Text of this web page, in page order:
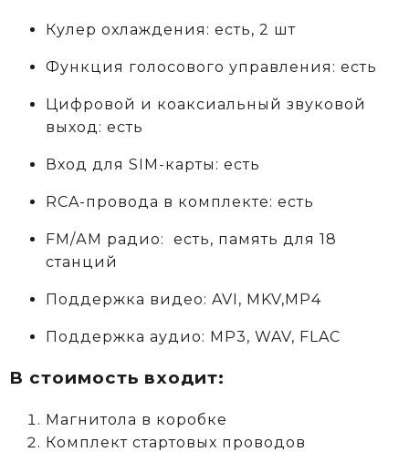
Кулер охлаждения: есть, 2 шт
Функция голосового управления: есть
Цифровой и коаксиальный звуковой
выход: есть
Вход для SIM-карты: есть
RCA-провода в комплекте: есть
FM/АM радио: есть, память для 18
станций
Поддержка видео: AVI, MKV,MP4
Поддержка аудио: MP3, WAV, FLAC
В стоимость входит:
Магнитола в коробке
Комплект стартовых проводов